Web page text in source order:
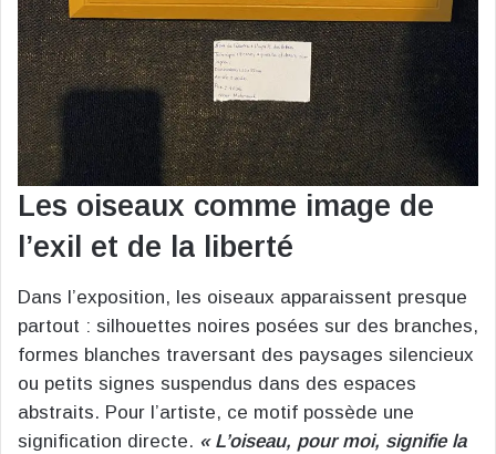
Les oiseaux comme image de
l’exil et de la liberté
Dans l’exposition, les oiseaux apparaissent presque
partout : silhouettes noires posées sur des branches,
formes blanches traversant des paysages silencieux
ou petits signes suspendus dans des espaces
abstraits. Pour l’artiste, ce motif possède une
signification directe. « L’oiseau, pour moi, signifie la